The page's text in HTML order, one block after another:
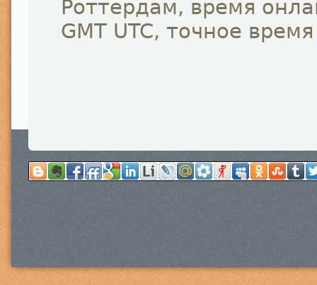
Роттердам, время
GMT UTC, точное